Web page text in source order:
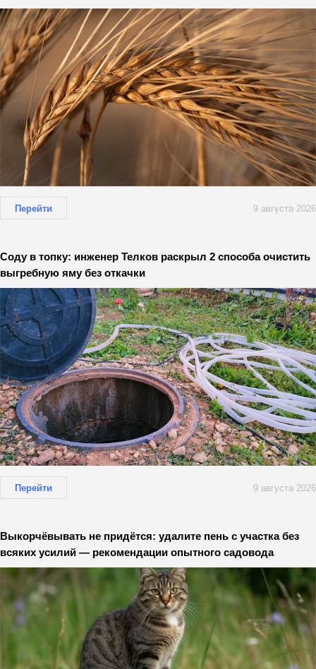
Перейти 9 августа 2026
Соду в топку: инженер Телков раскрыл 2 способа очистить
выгребную яму без откачки
Перейти 9 августа 2026
Выкорчёвывать не придётся: удалите пень с участка без
всяких усилий — рекомендации опытного садовода